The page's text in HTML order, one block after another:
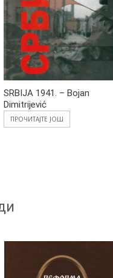
SRBIJA 1941. – Bojan
Dimitrijević
ПРОЧИТАЈТЕ ЈОШ